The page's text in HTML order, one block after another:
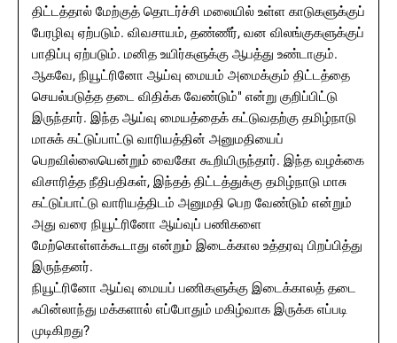
திட்டத்தால் மேற்குத் தொடர்ச்சி மலையில் உள்ள காடுகளுக்குப்
பேரழிவு ஏற்படும். விவசாயம், தண்ணீர், வன விலங்குகளுக்குப்
பாதிப்பு ஏற்படும். மனித உயிர்களுக்கு ஆபத்து உண்டாகும்.
ஆகவே, நியூட்ரினோ ஆய்வு மையம் அமைக்கும் திட்டத்தை
செயல்படுத்த தடை விதிக்க வேண்டும்" என்று குறிப்பிட்டு
இருந்தார். இந்த ஆய்வு மையத்தைக் கட்டுவதற்கு தமிழ்நாடு
மாசுக் கட்டுப்பாட்டு வாரியத்தின் அனுமதியைப்
பெறவில்லையென்றும் வைகோ கூறியிருந்தார். இந்த வழக்கை
விசாரித்த நீதிபதிகள், இந்தத் திட்டத்துக்கு தமிழ்நாடு மாசு
கட்டுப்பாட்டு வாரியத்திடம் அனுமதி பெற வேண்டும் என்றும்
அது வரை நியூட்ரினோ ஆய்வுப் பணிகளை
மேற்கொள்ளக்கூடாது என்றும் இடைக்கால உத்தரவு பிறப்பித்து
இருந்தனர்.
நியூட்ரினோ ஆய்வு மையப் பணிகளுக்கு இடைக்காலத் தடை
ஃபின்லாந்து மக்களால் எப்போதும் மகிழ்வாக இருக்க எப்படி
முடிகிறது?